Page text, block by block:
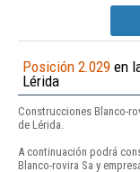
Posición 2.029 en
Lérida
Construcciones Blanco-
de Lérida.
A continuación podrá
Blanco-rovira Sa y